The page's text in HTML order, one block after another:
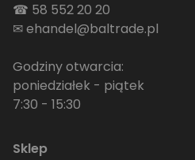
☎ 58 552 20 20
✉ehandel@baltrade.pl
Godziny otwarcia:
poniedziałek - piątek
7:30 - 15:30
Sklep